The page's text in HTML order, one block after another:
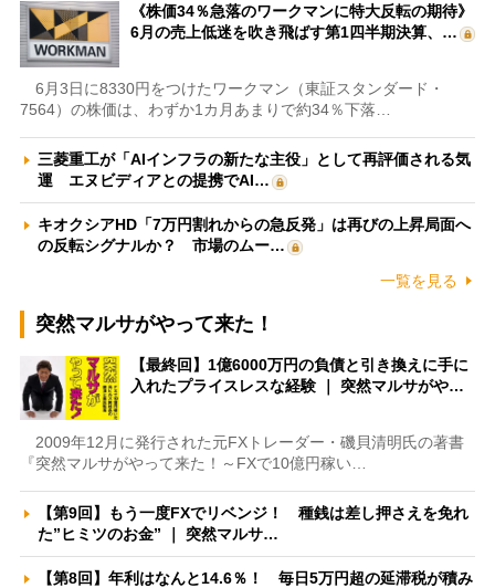
《株価34％急落のワークマンに特大反転の期待》
6月の売上低迷を吹き飛ばす第1四半期決算、…
6月3日に8330円をつけたワークマン（東証スタンダード・
7564）の株価は、わずか1カ月あまりで約34％下落…
三菱重工が「AIインフラの新たな主役」として再評価される気
運 エヌビディアとの提携でAI…
キオクシアHD「7万円割れからの急反発」は再びの上昇局面へ
の反転シグナルか？ 市場のムー…
一覧を見る
突然マルサがやって来た！
【最終回】1億6000万円の負債と引き換えに手に
入れたプライスレスな経験 ｜ 突然マルサがや…
2009年12月に発行された元FXトレーダー・磯貝清明氏の著書
『突然マルサがやって来た！～FXで10億円稼い…
【第9回】もう一度FXでリベンジ！ 種銭は差し押さえを免れ
た”ヒミツのお金” ｜ 突然マルサ…
【第8回】年利はなんと14.6％！ 毎日5万円超の延滞税が積み